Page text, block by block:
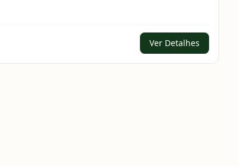
Ver Detalhes